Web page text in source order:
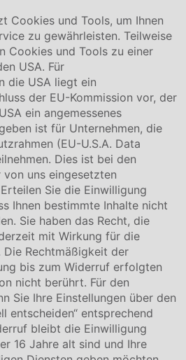
5141-180
Cookies und Tools, um Ihnen
zu gewährleisten. Teilweise
Cookies und Tools zu einer
USA. Für
die USA liegt ein
der EU-Kommission vor, der
ein angemessenes
ist für Unternehmen, die
(EU-U.S.A. Data
Dies ist bei den
uns eingesetzten
Sie die Einwilligung
Ihnen bestimmte Inhalte nicht
Sie haben das Recht, die
mit Wirkung für die
Rechtmäßigkeit der
bis zum Widerruf erfolgten
nicht berührt. Für den
Sie Ihre Einstellungen über den
entscheiden“ entsprechend
bleibt die Einwilligung
16 Jahre alt sind und Ihre